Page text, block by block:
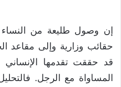
إن وصول طليعة من النساء
حقائب وزارية وإلى مقاعد
قد حققت تقدمها
المساواة مع الرجل.